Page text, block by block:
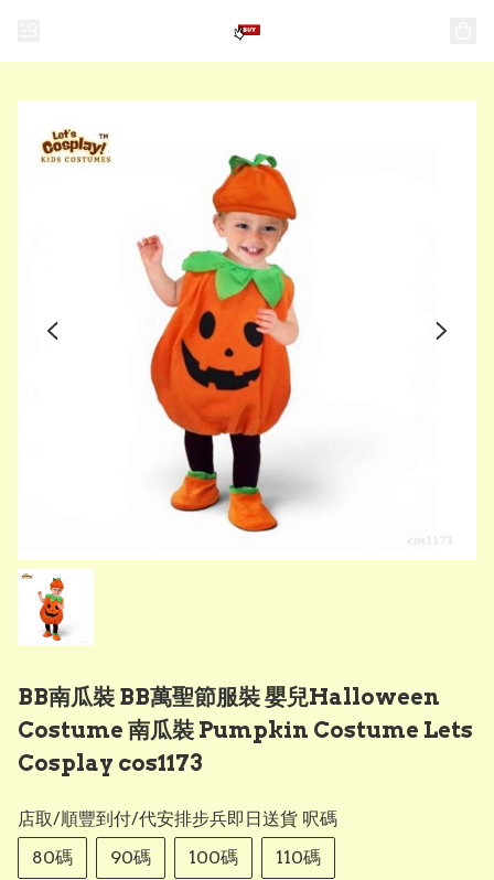
BB南瓜裝 BB萬聖節服裝 嬰兒Halloween
Costume 南瓜裝 Pumpkin Costume Lets
Cosplay cos1173
店取/順豐到付/代安排步兵即日送貨 呎碼
80碼
90碼 100碼 110碼